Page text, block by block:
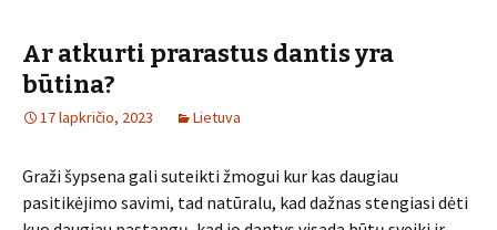
Ar atkurti prarastus dantis yra
būtina?
17 lapkričio, 2023 Lietuva
Graži šypsena gali suteikti žmogui kur kas daugiau
pasitikėjimo savimi, tad natūralu, kad dažnas stengiasi dėti